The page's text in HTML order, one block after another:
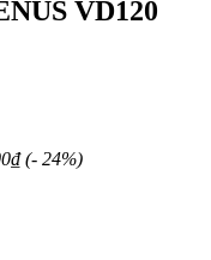
VD120
₫ (- 24%)